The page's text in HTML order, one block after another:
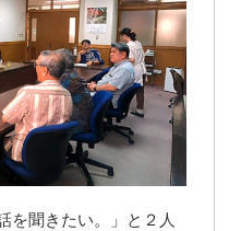
を聞きたい。」と２人